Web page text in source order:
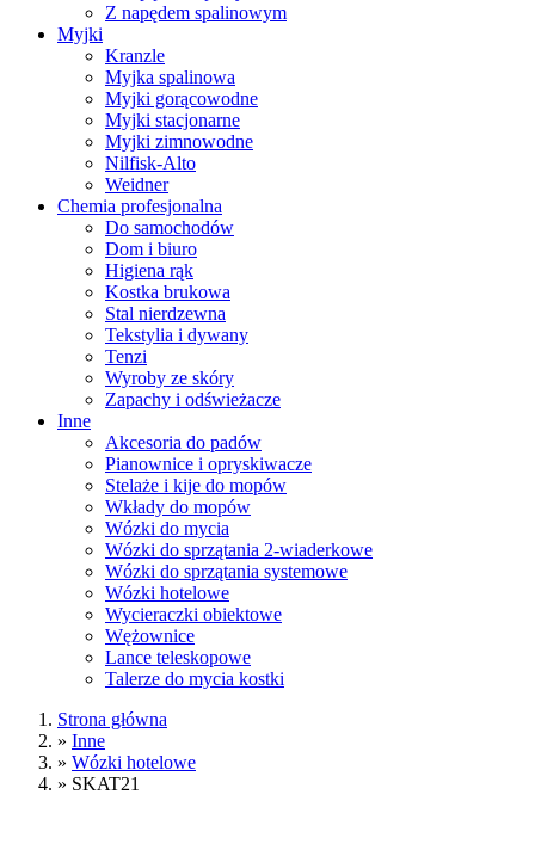
Z napędem spalinowym
Myjki
Kranzle
Myjka spalinowa
Myjki gorącowodne
Myjki stacjonarne
Myjki zimnowodne
Nilfisk-Alto
Weidner
Chemia profesjonalna
Do samochodów
Dom i biuro
Higiena rąk
Kostka brukowa
Stal nierdzewna
Tekstylia i dywany
Tenzi
Wyroby ze skóry
Zapachy i odświeżacze
Inne
Akcesoria do padów
Pianownice i opryskiwacze
Stelaże i kije do mopów
Wkłady do mopów
Wózki do mycia
Wózki do sprzątania 2-wiaderkowe
Wózki do sprzątania systemowe
Wózki hotelowe
Wycieraczki obiektowe
Wężownice
Lance teleskopowe
Talerze do mycia kostki
Strona główna
» Inne
» Wózki hotelowe
» SKAT21